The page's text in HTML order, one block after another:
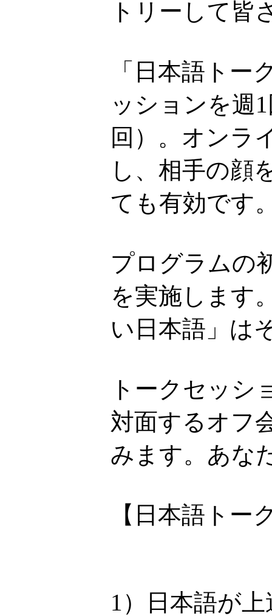
トリーして皆
「日本語トー
ッションを週
回）。オンラ
し、相手の顔
ても有効です
プログラムの
を実施します
い日本語」は
トークセッシ
対面するオフ
みます。あな
【日本語ト
1）日本語が